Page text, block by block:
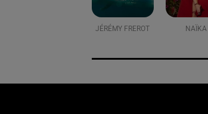
JÉRÉMY FREROT NAÏKA